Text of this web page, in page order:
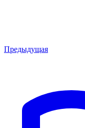
Предыдущая